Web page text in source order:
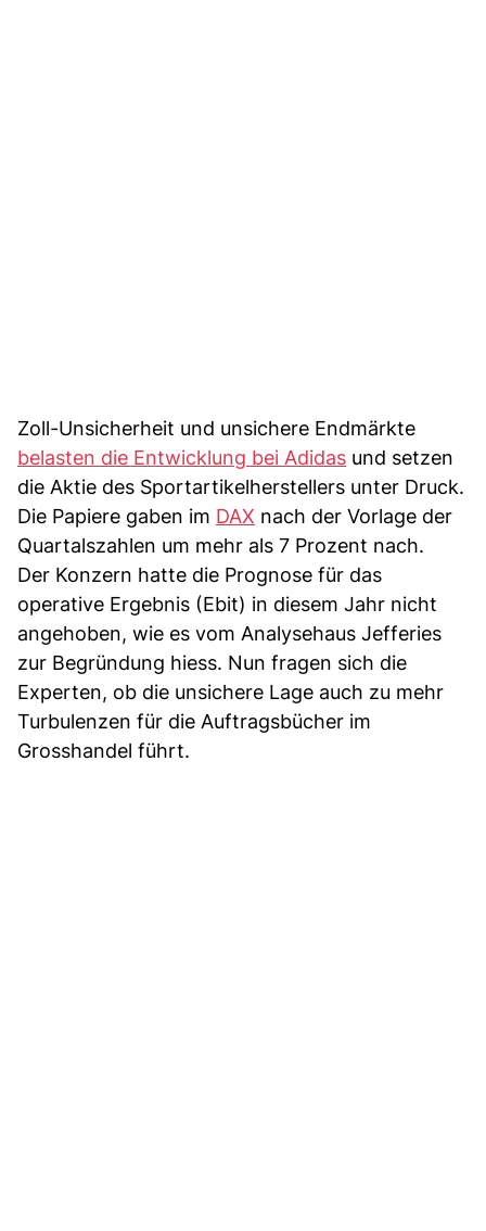
Zoll-Unsicherheit und unsichere Endmärkte
belasten die Entwicklung bei Adidas und setzen
die Aktie des Sportartikelherstellers unter Druck.
Die Papiere gaben im DAX nach der Vorlage der
Quartalszahlen um mehr als 7 Prozent nach.
Der Konzern hatte die Prognose für das
operative Ergebnis (Ebit) in diesem Jahr nicht
angehoben, wie es vom Analysehaus Jefferies
zur Begründung hiess. Nun fragen sich die
Experten, ob die unsichere Lage auch zu mehr
Turbulenzen für die Auftragsbücher im
Grosshandel führt.